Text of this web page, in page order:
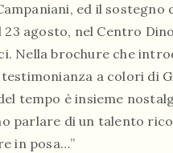
ed il sostegno
23 agosto, nel Centro
Nella brochure che
testimonianza a colori di
tempo è insieme
parlare di un talento
in posa…”